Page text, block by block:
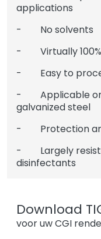
applications
- No solvents
- Virtually 100%
- Easy to
- Applicable on
galvanized steel
- Protection
- Largely
disinfectants
Download
voor uw CGI